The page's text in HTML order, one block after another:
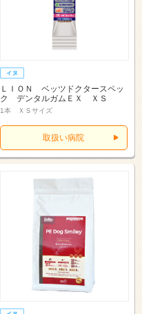
ＬＩＯＮ ベッツドクタースペッ
ク デンタルガムＥＸ ＸＳ
1本 ＸＳサイズ
取扱い病院